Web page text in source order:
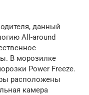
данный
All-around
В морозилке
Power Freeze.
расположены
камера